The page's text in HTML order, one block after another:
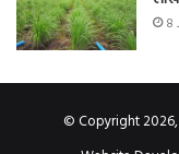
8
© Copyright 2026,